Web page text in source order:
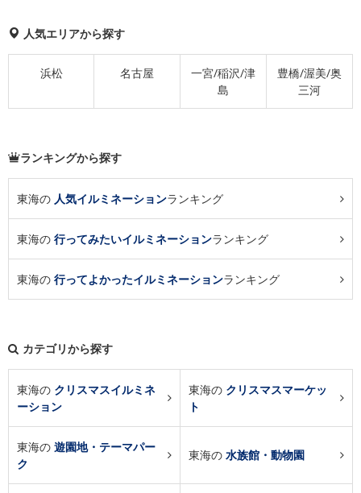
人気エリアから探す
浜松 名古屋
一宮/稲沢/津
島
豊橋/渥美/奥
三河
ランキングから探す
東海の 人気イルミネーションランキング
東海の 行ってみたいイルミネーションランキング
東海の 行ってよかったイルミネーションランキング
カテゴリから探す
東海の クリスマスイルミネ
ーション
東海の クリスマスマーケッ
ト
東海の 遊園地・テーマパー
ク
東海の 水族館・動物園